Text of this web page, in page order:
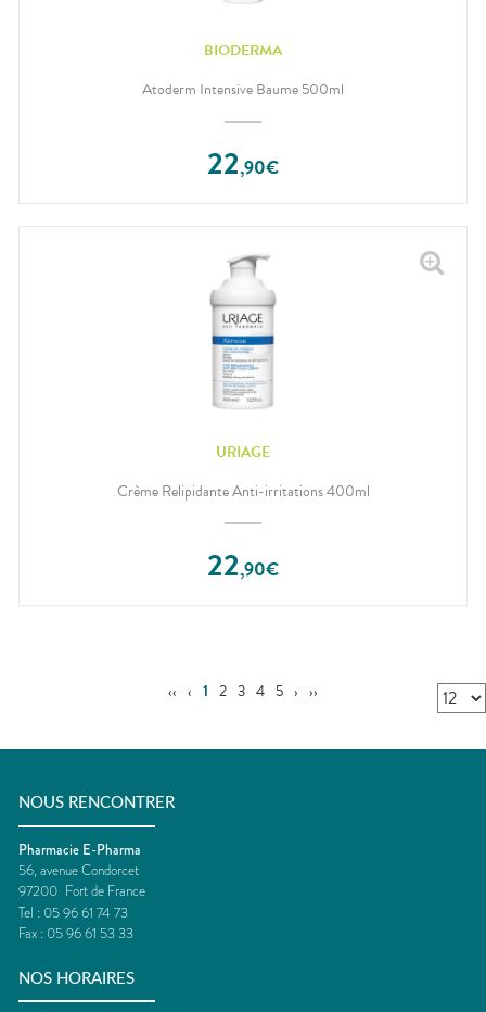
BIODERMA
Atoderm Intensive Baume 500ml
22,90€
URIAGE
Crème Relipidante Anti-irritations 400ml
22,90€
‹‹ ‹ 1 2 3 4 5 › ››
NOUS RENCONTRER
Pharmacie E-Pharma
56, avenue Condorcet
97200 Fort de France
Tel : 05 96 61 74 73
Fax : 05 96 61 53 33
NOS HORAIRES